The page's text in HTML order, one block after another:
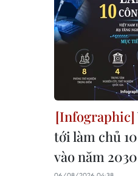
tới làm chủ
vào năm 2030